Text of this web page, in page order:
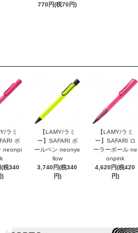
770円(税70円)
ラミ
ボ
neonpi
税340
)
【LAMY/ラミ
ー】SAFARI ボ
ールペン neonye
llow
3,740円(税340
円)
【LAMY/ラミ
ー】SAFARI ロ
ーラーボール ne
onpink
4,620円(税420
円)